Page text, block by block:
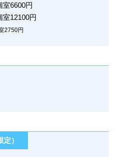
6600円
12100円
2750円
）